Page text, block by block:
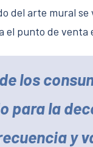
del arte mural se
el punto de venta
los
para la
y